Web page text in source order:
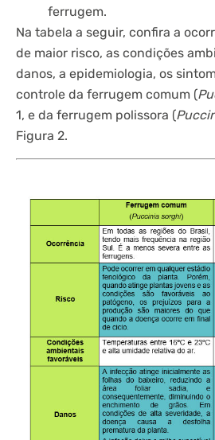
ferrugem.
Na tabela a seguir, confira a
de maior risco, as condições
danos, a epidemiologia, os
controle da ferrugem comum (
1, e da ferrugem polissora (
Figura 2.